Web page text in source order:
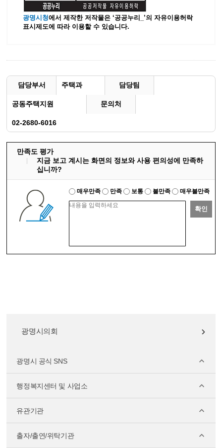
광명시청에서 제작한 저작물은 ‘공공누리_’의 자유이용허락
표시제도에 따라 이용할 수 있습니다.
담당부서 주택과 담당팀
공동주택지원 문의처
02-2680-6016
만족도 평가
지금 보고 계시는 화면의 정보와 사용 편의성에 만족하
십니까?
매우만족 만족 보통 불만족 매우불만족
확인
광명시의회
광명시 공식 SNS
행정복지센터 및 사업소
유관기관
출자/출연/위탁기관